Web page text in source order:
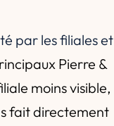
par les filiales et
Pierre &
moins visible,
fait directement